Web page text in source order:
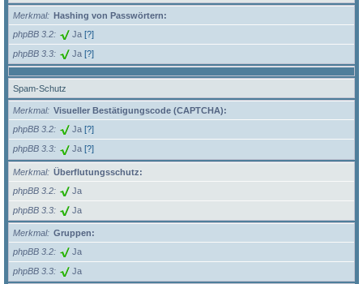
Merkmal
Hashing von Passwörtern:
phpBB 3.2
Ja [?]
phpBB 3.3 Ja [?]
Spam-Schutz
Merkmal
Visueller Bestätigungscode (CAPTCHA):
phpBB 3.2
Ja [?]
phpBB 3.3 Ja [?]
Merkmal
Überflutungsschutz:
phpBB 3.2
Ja
phpBB 3.3 Ja
Merkmal
Gruppen:
phpBB 3.2
Ja
phpBB 3.3 Ja